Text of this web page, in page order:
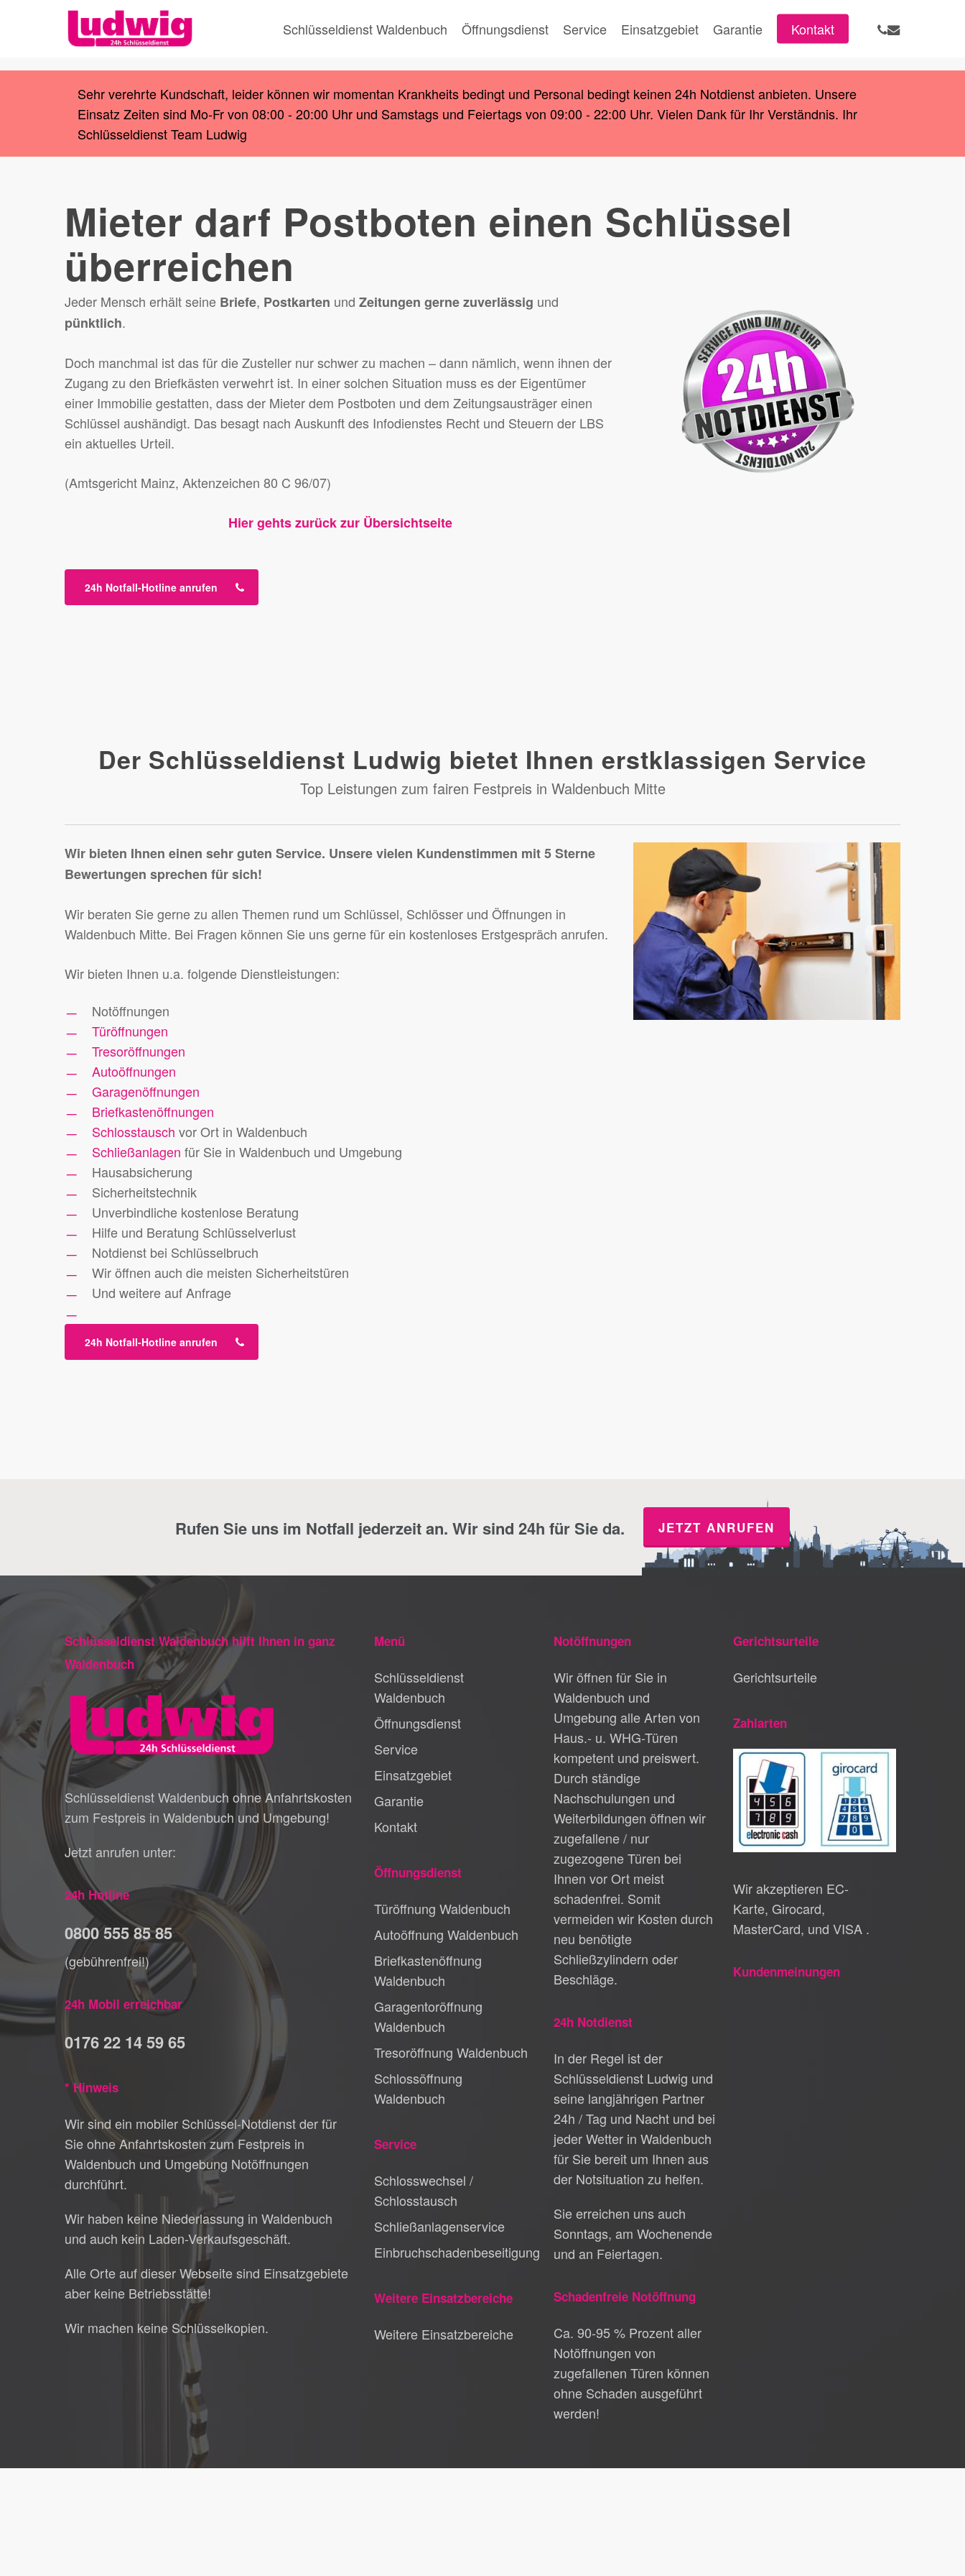
content
Schlüsseldienst Waldenbuch Öffnungsdienst Service Einsatzgebiet Garantie Kontakt phone
email
Sehr verehrte Kundschaft, leider können wir momentan Krankheits bedingt und Personal bedingt keinen 24h Notdienst anbieten. Unsere
Einsatz Zeiten sind Mo-Fr von 08:00 - 20:00 Uhr und Samstags und Feiertags von 09:00 - 22:00 Uhr. Vielen Dank für Ihr Verständnis. Ihr
Schlüsseldienst Team Ludwig
Mieter darf Postboten einen Schlüssel
überreichen
Jeder Mensch erhält seine Briefe, Postkarten undZeitungen gerne zuverlässig und
pünktlich.
Doch manchmal ist das für die Zusteller nur schwer zu machen – dann nämlich, wenn ihnen der
Zugang zu den Briefkästen verwehrt ist. In einer solchen Situation muss es der Eigentümer
einer Immobilie gestatten, dass der Mieter dem Postboten und dem Zeitungsausträger einen
Schlüssel aushändigt. Das besagt nach Auskunft des Infodienstes Recht und Steuern der LBS
ein aktuelles Urteil.
(Amtsgericht Mainz, Aktenzeichen 80 C 96/07)
Hier gehts zurück zur Übersichtseite
24h Notfall-Hotline anrufen
Der Schlüsseldienst Ludwig bietet Ihnen erstklassigen Service
Top Leistungen zum fairen Festpreis in Waldenbuch Mitte
Wir bieten Ihnen einen sehr guten Service. Unsere vielen Kundenstimmen mit 5 Sterne
Bewertungen sprechen für sich!
Wir beraten Sie gerne zu allen Themen rund um Schlüssel, Schlösser und Öffnungen in
Waldenbuch Mitte. Bei Fragen können Sie uns gerne für ein kostenloses Erstgespräch anrufen.
Wir bieten Ihnen u.a. folgende Dienstleistungen:
Notöffnungen
Türöffnungen
Tresoröffnungen
Autoöffnungen
Garagenöffnungen
Briefkastenöffnungen
Schlosstausch vor Ort in Waldenbuch
Schließanlagen für Sie in Waldenbuch und Umgebung
Hausabsicherung
Sicherheitstechnik
Unverbindliche kostenlose Beratung
Hilfe und Beratung Schlüsselverlust
Notdienst bei Schlüsselbruch
Wir öffnen auch die meisten Sicherheitstüren
Und weitere auf Anfrage
24h Notfall-Hotline anrufen
Rufen Sie uns im Notfall jederzeit an. Wir sind 24h für Sie da. JETZT ANRUFEN
Schlüsseldienst Waldenbuch hilft Ihnen in ganz
Waldenbuch
Schlüsseldienst Waldenbuch ohne Anfahrtskosten
zum Festpreis in Waldenbuch und Umgebung!
Jetzt anrufen unter:
24h Hotline
0800 555 85 85
(gebührenfrei!)
24h Mobil erreichbar
0176 22 14 59 65
* Hinweis
Wir sind ein mobiler Schlüssel-Notdienst der für
Sie ohne Anfahrtskosten zum Festpreis in
Waldenbuch und Umgebung Notöffnungen
durchführt.
Wir haben keine Niederlassung in Waldenbuch
und auch kein Laden-Verkaufsgeschäft.
Alle Orte auf dieser Webseite sind Einsatzgebiete
aber keine Betriebsstätte!
Wir machen keine Schlüsselkopien.
Menü
Schlüsseldienst
Waldenbuch
Öffnungsdienst
Service
Einsatzgebiet
Garantie
Kontakt
Öffnungsdienst
Türöffnung Waldenbuch
Autoöffnung Waldenbuch
Briefkastenöffnung
Waldenbuch
Garagentoröffnung
Waldenbuch
Tresoröffnung Waldenbuch
Schlossöffnung
Waldenbuch
Service
Schlosswechsel /
Schlosstausch
Schließanlagenservice
Einbruchschadenbeseitigung
Weitere Einsatzbereiche
Weitere Einsatzbereiche
Notöffnungen
Wir öffnen für Sie in
Waldenbuch und
Umgebung alle Arten von
Haus.- u. WHG-Türen
kompetent und preiswert.
Durch ständige
Nachschulungen und
Weiterbildungen öffnen wir
zugefallene / nur
zugezogene Türen bei
Ihnen vor Ort meist
schadenfrei. Somit
vermeiden wir Kosten durch
neu benötigte
Schließzylindern oder
Beschläge.
24h Notdienst
In der Regel ist der
Schlüsseldienst Ludwig und
seine langjährigen Partner
24h / Tag und Nacht und bei
jeder Wetter in Waldenbuch
für Sie bereit um Ihnen aus
der Notsituation zu helfen.
Sie erreichen uns auch
Sonntags, am Wochenende
und an Feiertagen.
Schadenfreie Notöffnung
Ca. 90-95 % Prozent aller
Notöffnungen von
zugefallenen Türen können
ohne Schaden ausgeführt
werden!
Gerichtsurteile
Gerichtsurteile
Zahlarten
Wir akzeptieren EC-
Karte, Girocard,
MasterCard, und VISA .
Kundenmeinungen